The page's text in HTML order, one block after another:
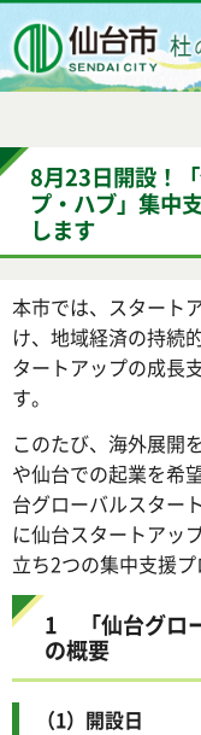
8月23日開設！
プ・ハブ」集中
します
本市では、スタート
け、地域経済の持続
タートアップの成長
す。
このたび、海外展開
や仙台での起業を希
台グローバルスター
に仙台スタートアッ
立ち2つの集中支援
1 「仙台グロ
の概要
（1）開設日